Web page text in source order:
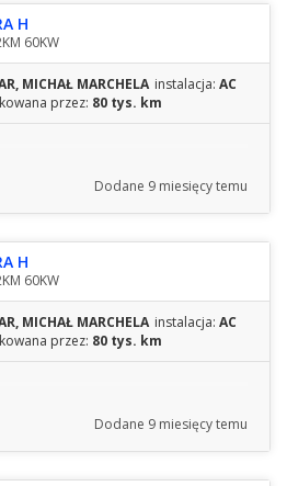
H
60KW
MICHAŁ MARCHELA instalacja: AC
przez: 80 tys. km
Dodane 9 miesięcy temu
H
60KW
MICHAŁ MARCHELA instalacja: AC
przez: 80 tys. km
Dodane 9 miesięcy temu